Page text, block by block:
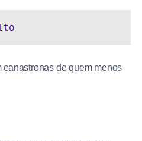
de quem menos